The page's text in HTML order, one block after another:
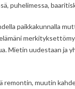
puhelimessa,
paikkakunnalla
Mietin uudestaan ja
remontin, muutin